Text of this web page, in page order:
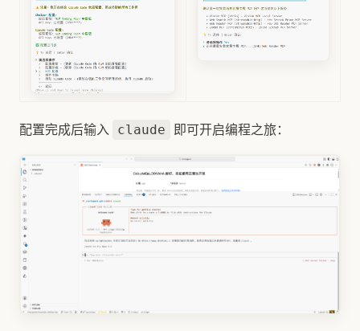
配置完成后输入 claude 即可开启编程之旅：